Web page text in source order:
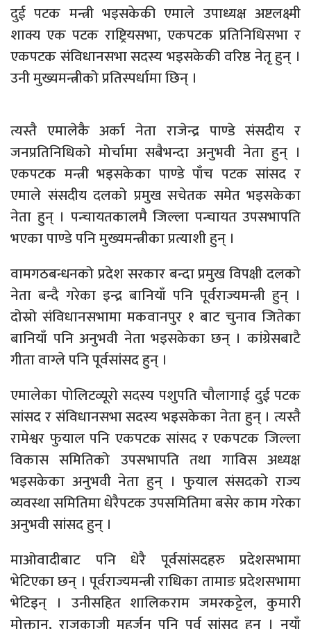
दुई पटक मन्त्री भइसकेकी एमाले उपाध्यक्ष अष्टलक्ष्मी
शाक्य एक पटक राष्ट्रियसभा, एकपटक प्रतिनिधिसभा र
एकपटक संविधानसभा सदस्य भइसकेकी वरिष्ठ नेतृ हुन् ।
उनी मुख्यमन्त्रीको प्रतिस्पर्धामा छिन् ।
त्यस्तै एमालेकै अर्का नेता राजेन्द्र पाण्डे संसदीय र
जनप्रतिनिधिको मोर्चामा सबैभन्दा अनुभवी नेता हुन् ।
एकपटक मन्त्री भइसकेका पाण्डे पाँच पटक सांसद र
एमाले संसदीय दलको प्रमुख सचेतक समेत भइसकेका
नेता हुन् । पन्चायतकालमै जिल्ला पन्चायत उपसभापति
भएका पाण्डे पनि मुख्यमन्त्रीका प्रत्याशी हुन् ।
वामगठबन्धनको प्रदेश सरकार बन्दा प्रमुख विपक्षी दलको
नेता बन्दै गरेका इन्द्र बानियाँ पनि पूर्वराज्यमन्त्री हुन् ।
दोस्रो संविधानसभामा मकवानपुर १ बाट चुनाव जितेका
बानियाँ पनि अनुभवी नेता भइसकेका छन् । कांग्रेसबाटै
गीता वाग्ले पनि पूर्वसांसद हुन् ।
एमालेका पोलिटव्यूरो सदस्य पशुपति चौलागाई दुई पटक
सांसद र संविधानसभा सदस्य भइसकेका नेता हुन् । त्यस्तै
रामेश्वर फुयाल पनि एकपटक सांसद र एकपटक जिल्ला
विकास समितिको उपसभापति तथा गाविस अध्यक्ष
भइसकेका अनुभवी नेता हुन् । फुयाल संसदको राज्य
व्यवस्था समितिमा धेरैपटक उपसमितिमा बसेर काम गरेका
अनुभवी सांसद हुन् ।
माओवादीबाट पनि धेरै पूर्वसांसदहरु प्रदेशसभामा
भेटिएका छन् । पूर्वराज्यमन्त्री राधिका तामाङ प्रदेशसभामा
भेटिइन् । उनीसहित शालिकराम जमरकट्टेल, कुमारी